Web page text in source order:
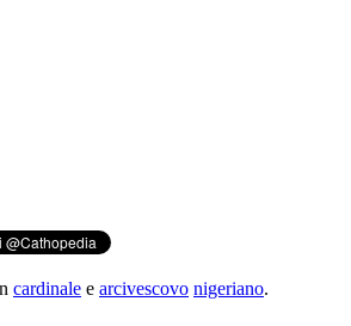
cardinale e arcivescovo nigeriano.